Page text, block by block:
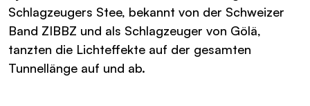
Schlagzeugers Stee, bekannt von der Schweizer
Band ZIBBZ und als Schlagzeuger von Gölä,
tanzten die Lichteffekte auf der gesamten
Tunnellänge auf und ab.